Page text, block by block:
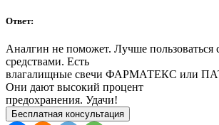
Ответ:
Аналгин не поможет. Лучше пользоваться
средствами. Есть
влагалищные свечи ФАРМАТЕКС или
Они дают высокий процент
предохранения. Удачи!
Бесплатная консультация